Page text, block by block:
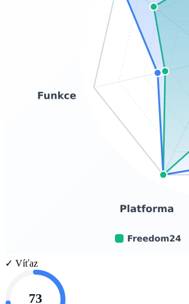
✓ Víťaz
73